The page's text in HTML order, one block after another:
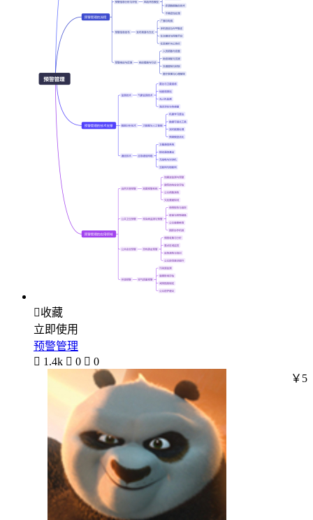
收藏
立即使用
预警管理
 1.4k  0  0
￥5